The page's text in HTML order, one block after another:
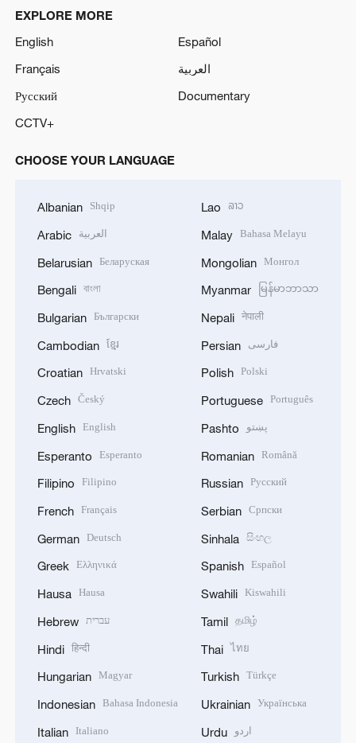
EXPLORE MORE
English
Español
Français
العربية
Русский
Documentary
CCTV+
CHOOSE YOUR LANGUAGE
Albanian Shqip
Arabic العربية
Belarusian Беларуская
Bengali বাংলা
Bulgarian Български
Cambodian ខ្មែរ
Croatian Hrvatski
Czech Český
English English
Esperanto Esperanto
Filipino Filipino
French Français
German Deutsch
Greek Ελληνικά
Hausa Hausa
Hebrew עברית
Hindi हिन्दी
Hungarian Magyar
Indonesian Bahasa Indonesia
Italian Italiano
Lao ລາວ
Malay Bahasa Melayu
Mongolian Монгол
Myanmar မြန်မာဘာသာ
Nepali नेपाली
Persian فارسی
Polish Polski
Portuguese Português
Pashto پښتو
Romanian Română
Russian Русский
Serbian Српски
Sinhala සිංහල
Spanish Español
Swahili Kiswahili
Tamil தமிழ்
Thai ไทย
Turkish Türkçe
Ukrainian Українська
Urdu اردو